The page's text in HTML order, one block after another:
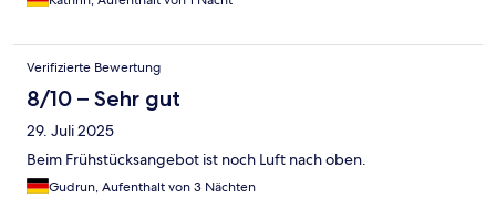
Verifizierte Bewertung
8/10 – Sehr gut
29. Juli 2025
Beim Frühstücksangebot ist noch Luft nach oben.
Gudrun, Aufenthalt von 3 Nächten